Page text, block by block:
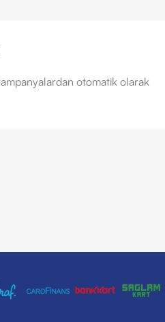
otomatik olarak